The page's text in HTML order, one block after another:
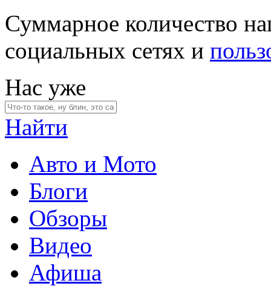
Суммарное количество
социальных сетях и
Нас уже
Найти
Авто и Мото
Блоги
Обзоры
Видео
Афиша